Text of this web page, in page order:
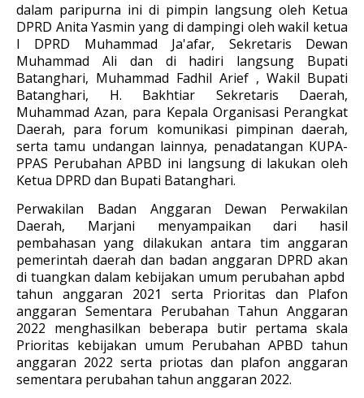
dalam paripurna ini di pimpin langsung oleh Ketua
DPRD Anita Yasmin yang di dampingi oleh wakil ketua
I DPRD Muhammad Ja'afar, Sekretaris Dewan
Muhammad Ali dan di hadiri langsung Bupati
Batanghari, Muhammad Fadhil Arief , Wakil Bupati
Batanghari, H. Bakhtiar Sekretaris Daerah,
Muhammad Azan, para Kepala Organisasi Perangkat
Daerah, para forum komunikasi pimpinan daerah,
serta tamu undangan lainnya, penadatangan KUPA-
PPAS Perubahan APBD ini langsung di lakukan oleh
Ketua DPRD dan Bupati Batanghari.
Perwakilan Badan Anggaran Dewan Perwakilan
Daerah, Marjani menyampaikan dari hasil
pembahasan yang dilakukan antara tim anggaran
pemerintah daerah dan badan anggaran DPRD akan
di tuangkan dalam kebijakan umum perubahan apbd
tahun anggaran 2021 serta Prioritas dan Plafon
anggaran Sementara Perubahan Tahun Anggaran
2022 menghasilkan beberapa butir pertama skala
Prioritas kebijakan umum Perubahan APBD tahun
anggaran 2022 serta priotas dan plafon anggaran
sementara perubahan tahun anggaran 2022.